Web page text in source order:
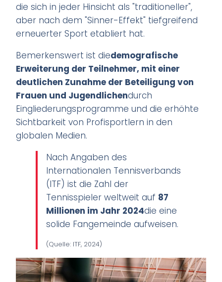
die sich in jeder Hinsicht als "traditioneller",
aber nach dem "Sinner-Effekt" tiefgreifend
erneuerter Sport etabliert hat.
Bemerkenswert ist diedemografische
Erweiterung der Teilnehmer, mit einer
deutlichen Zunahme der Beteiligung von
Frauen und Jugendlichendurch
Eingliederungsprogramme und die erhöhte
Sichtbarkeit von Profisportlern in den
globalen Medien.
Nach Angaben des
Internationalen Tennisverbands
(ITF) ist die Zahl der
Tennisspieler weltweit auf 87
Millionen im Jahr 2024die eine
solide Fangemeinde aufweisen.
(Quelle: ITF, 2024)